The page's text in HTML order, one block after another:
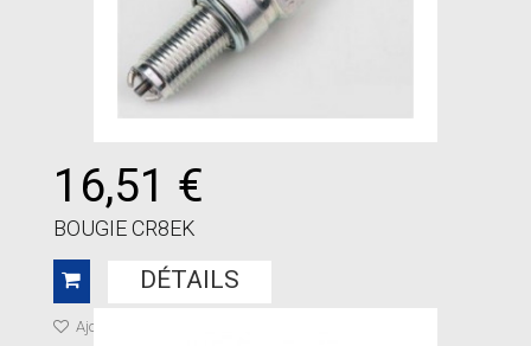
16,51 €
BOUGIE CR8EK
DÉTAILS
Ajouter à ma liste de cadeaux